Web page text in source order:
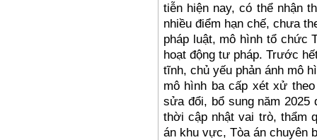
tiễn hiện nay, có thể nhận
nhiều điểm hạn chế, chưa
pháp luật, mô hình tổ chức
hoạt động tư pháp. Trước
tĩnh, chủ yếu phản ánh mô
mô hình ba cấp xét xử
sửa đổi, bổ sung năm
thời cập nhật vai trò, thẩm
án khu vực, Tòa án chuyên